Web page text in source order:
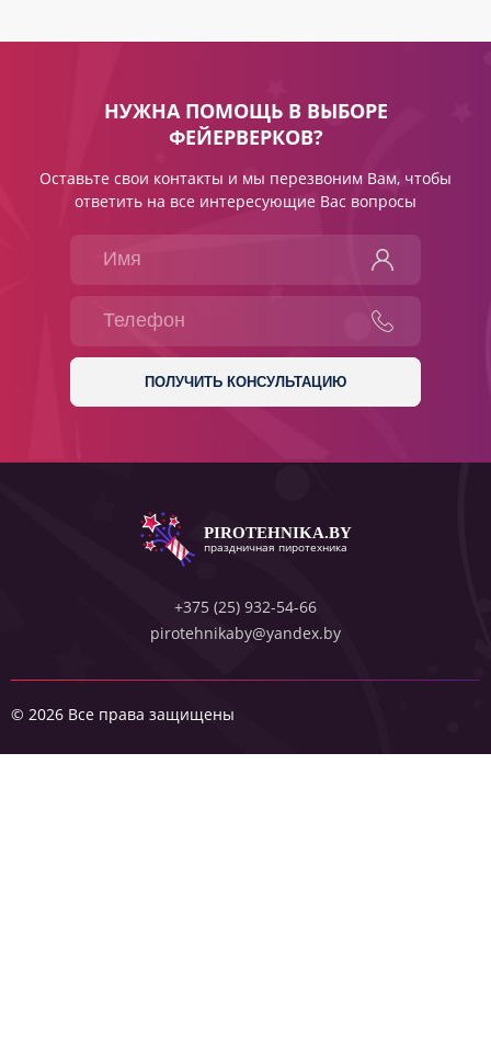
НУЖНА ПОМОЩЬ В ВЫБОРЕ
ФЕЙЕРВЕРКОВ?
Оставьте свои контакты и мы перезвоним Вам, чтобы
ответить на все интересующие Вас вопросы
PIROTEHNIKA.BY
праздничная пиротехника
+375 (25) 932-54-66
pirotehnikaby@yandex.by
© 2026 Все права защищены